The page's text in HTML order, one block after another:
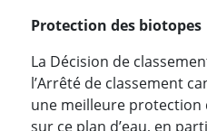
Protection des biotopes
La Décision de
l’Arrêté de classement
une meilleure protection
sur ce plan d’eau, en